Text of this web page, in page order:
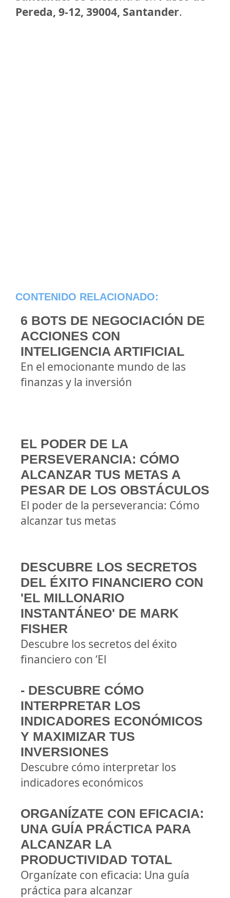
Pereda, 9-12, 39004, Santander.
CONTENIDO RELACIONADO:
6 BOTS DE NEGOCIACIÓN DE
ACCIONES CON
INTELIGENCIA ARTIFICIAL
En el emocionante mundo de las
finanzas y la inversión
EL PODER DE LA
PERSEVERANCIA: CÓMO
ALCANZAR TUS METAS A
PESAR DE LOS OBSTÁCULOS
El poder de la perseverancia: Cómo
alcanzar tus metas
DESCUBRE LOS SECRETOS
DEL ÉXITO FINANCIERO CON
'EL MILLONARIO
INSTANTÁNEO' DE MARK
FISHER
Descubre los secretos del éxito
financiero con ‘El
- DESCUBRE CÓMO
INTERPRETAR LOS
INDICADORES ECONÓMICOS
Y MAXIMIZAR TUS
INVERSIONES
Descubre cómo interpretar los
indicadores económicos
ORGANÍZATE CON EFICACIA:
UNA GUÍA PRÁCTICA PARA
ALCANZAR LA
PRODUCTIVIDAD TOTAL
Organízate con eficacia: Una guía
práctica para alcanzar